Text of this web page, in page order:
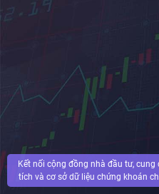
Kết nối cộng đồng nhà đầu tư,
tích và cơ sở dữ liệu chứng khoán